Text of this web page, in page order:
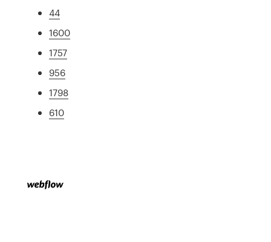
44
1600
1757
956
1798
610